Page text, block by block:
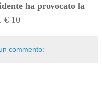
ha provocato la
€ 10
commento: